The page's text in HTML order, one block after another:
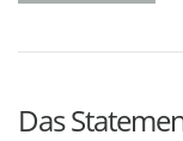
Das